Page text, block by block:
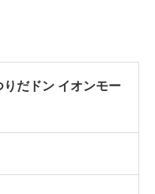
だドン イオンモー